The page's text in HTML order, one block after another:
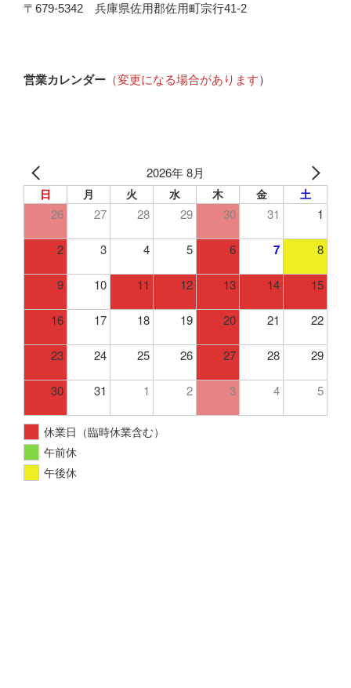
〒679-5342 兵庫県佐用郡佐用町宗行41-2
営業カレンダー （変更になる場合があります）
2026年 8月
日 月 火 水 木 金 土
26 27 28 29 30 31 1
2 3 4 5 6 7 8
9 10 11 12 13 14 15
16 17 18 19 20 21 22
23 24 25 26 27 28 29
30 31 1 2 3 4 5
休業日（臨時休業含む）
午前休
午後休